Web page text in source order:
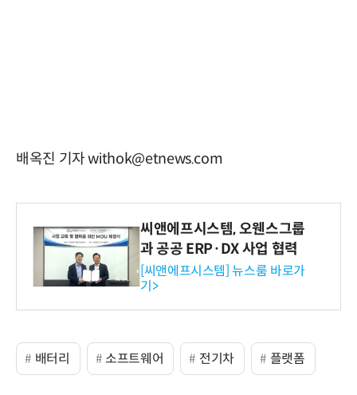
배옥진 기자 withok@etnews.com
씨앤에프시스템, 오웬스그룹
과 공공 ERP·DX 사업 협력
[씨앤에프시스템] 뉴스룸 바로가
기>
배터리 소프트웨어 전기차 플랫폼